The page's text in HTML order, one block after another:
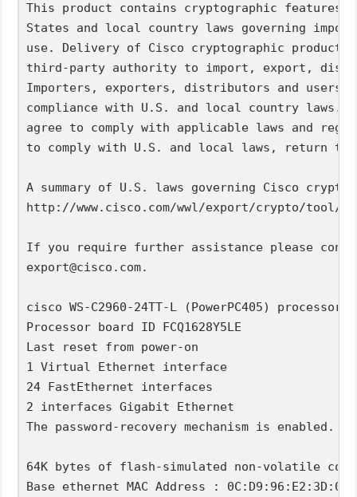
This product contains cryptographic features
States and local country laws governing
use. Delivery of Cisco cryptographic products
third-party authority to import, export,
Importers, exporters, distributors and users
compliance with U.S. and local country laws.
agree to comply with applicable laws and
to comply with U.S. and local laws, return
A summary of U.S. laws governing Cisco
http://www.cisco.com/wwl/export/crypto/tool/
export@cisco.com.
cisco WS-C2960-24TT-L (PowerPC405)
Processor board ID FCQ1628Y5LE
Last reset from power-on
1 Virtual Ethernet interface
24 FastEthernet interfaces
2 interfaces Gigabit Ethernet
The password-recovery mechanism is enabled.
64K bytes of flash-simulated non-volatile
Base ethernet MAC Address : 0C:D9:96:E2:3D:00